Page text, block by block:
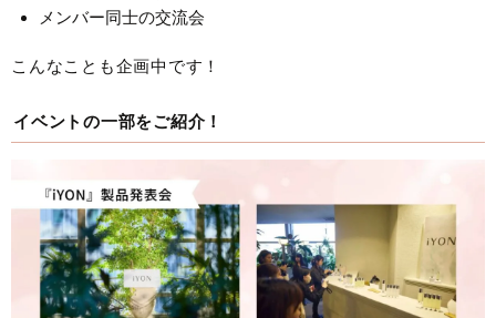
メンバー同士の交流会
こんなことも企画中です！
イベントの一部をご紹介！